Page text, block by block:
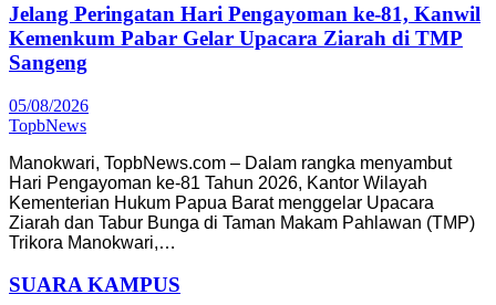
Jelang Peringatan Hari Pengayoman ke-81, Kanwil
Kemenkum Pabar Gelar Upacara Ziarah di TMP
Sangeng
05/08/2026
TopbNews
Manokwari, TopbNews.com – Dalam rangka menyambut
Hari Pengayoman ke-81 Tahun 2026, Kantor Wilayah
Kementerian Hukum Papua Barat menggelar Upacara
Ziarah dan Tabur Bunga di Taman Makam Pahlawan (TMP)
Trikora Manokwari,…
SUARA KAMPUS